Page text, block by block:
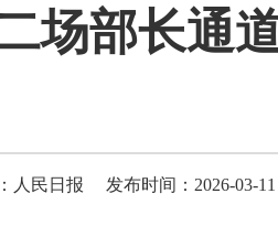
场部长通
人民日报 发布时间：2026-03-11